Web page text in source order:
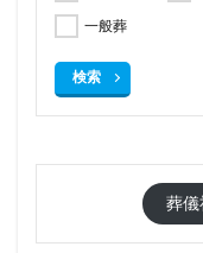
一般葬
検索
葬儀